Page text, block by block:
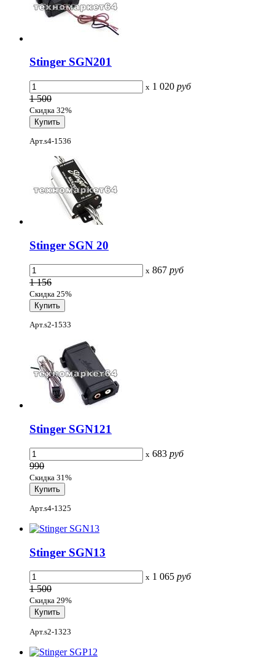
Stinger SGN201
x 1 020 руб
1 500
Скидка 32%
Арт.s4-1536
Stinger SGN 20
x 867 руб
1 156
Скидка 25%
Арт.s2-1533
Stinger SGN121
x 683 руб
990
Скидка 31%
Арт.s4-1325
Stinger SGN13
x 1 065 руб
1 500
Скидка 29%
Арт.s2-1323